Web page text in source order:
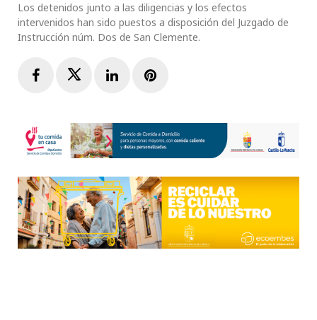
Los detenidos junto a las diligencias y los efectos
intervenidos han sido puestos a disposición del Juzgado de
Instrucción núm. Dos de San Clemente.
FacebookTwitterLinkedInPinterest